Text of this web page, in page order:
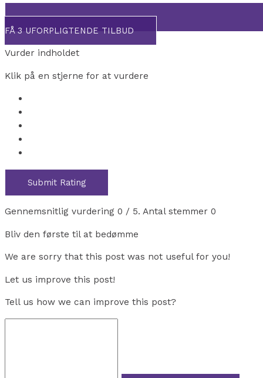
FÅ 3 UFORPLIGTENDE TILBUD
Vurder indholdet
Klik på en stjerne for at vurdere
Submit Rating
Gennemsnitlig vurdering 0 / 5. Antal stemmer 0
Bliv den første til at bedømme
We are sorry that this post was not useful for you!
Let us improve this post!
Tell us how we can improve this post?